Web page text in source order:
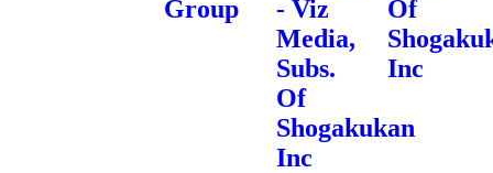
Group
- Viz
Media,
Subs.
Of
Shogakukan
Inc
Of
Inc